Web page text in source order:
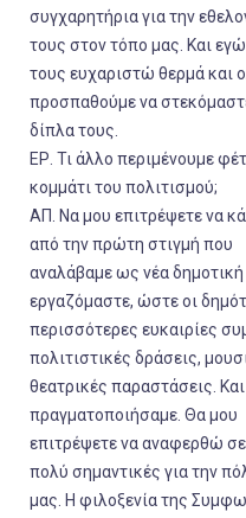
συγχαρητήρια για την
τους στον τόπο μας. Και εγώ
τους ευχαριστώ θερμά και
προσπαθούμε να
δίπλα τους.
ΕΡ. Τι άλλο περιμένουμε
κομμάτι του πολιτισμού;
ΑΠ. Να μου επιτρέψετε να
από την πρώτη στιγμή που
αναλάβαμε ως νέα
εργαζόμαστε, ώστε οι
περισσότερες ευκαιρίες
πολιτιστικές δράσεις,
θεατρικές παραστάσεις.
πραγματοποιήσαμε. Θα μου
επιτρέψετε να αναφερθώ
πολύ σημαντικές για την
μας. Η φιλοξενία της